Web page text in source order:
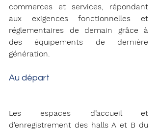
commerces et services, répondant
aux exigences fonctionnelles et
réglementaires de demain grâce à
des équipements de dernière
génération.
Au départ
Les espaces d’accueil et
d’enregistrement des halls A et B du